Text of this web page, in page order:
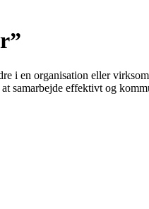
i en organisation eller
samarbejde effektivt og